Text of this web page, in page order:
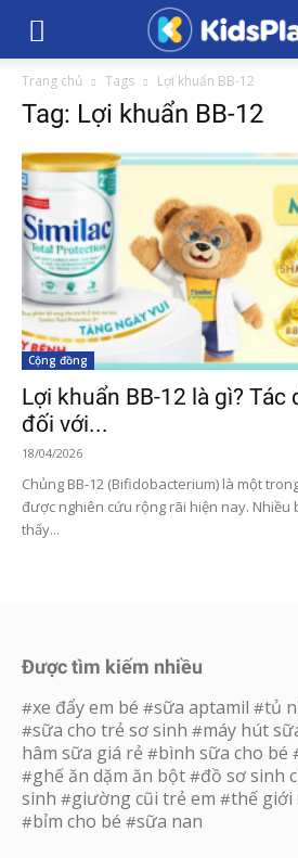
Trang chủ Tags Lợi khuẩn BB-12
Tag: Lợi khuẩn BB-12
Cộng đồng
Lợi khuẩn BB-12 là gì? Tác
đối với...
18/04/2026
Chủng BB-12 (Bifidobacterium) là một
được nghiên cứu rộng rãi hiện nay. Nhiều
thấy...
Được tìm kiếm nhiều
#xe đẩy em bé #sữa aptamil #tủ
#sữa cho trẻ sơ sinh #máy hút
hâm sữa giá rẻ #bình sữa cho bé
#ghế ăn dặm ăn bột #đồ sơ sinh
sinh #giường cũi trẻ em #thế giới
#bỉm cho bé #sữa nan